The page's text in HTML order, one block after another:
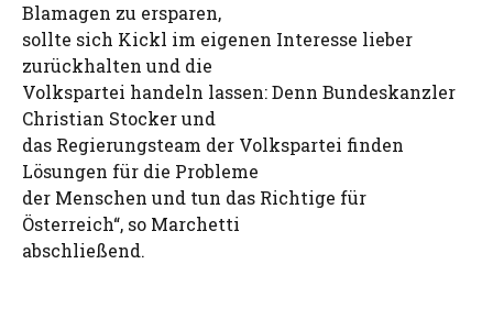
Blamagen zu ersparen,
sollte sich Kickl im eigenen Interesse lieber
zurückhalten und die
Volkspartei handeln lassen: Denn Bundeskanzler
Christian Stocker und
das Regierungsteam der Volkspartei finden
Lösungen für die Probleme
der Menschen und tun das Richtige für
Österreich“, so Marchetti
abschließend.